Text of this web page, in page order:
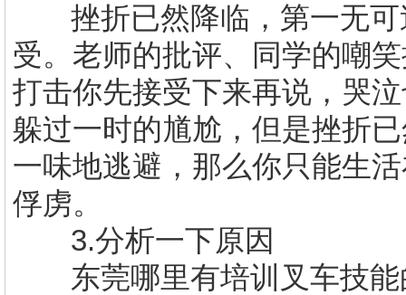
挫折已然降临，第一无可
受。老师的批评、同学的嘲
打击你先接受下来再说，哭
躲过一时的馗尬，但是挫折
一味地逃避，那么你只能生
俘虏。
3.分析一下原因
东莞哪里有培训叉车技能